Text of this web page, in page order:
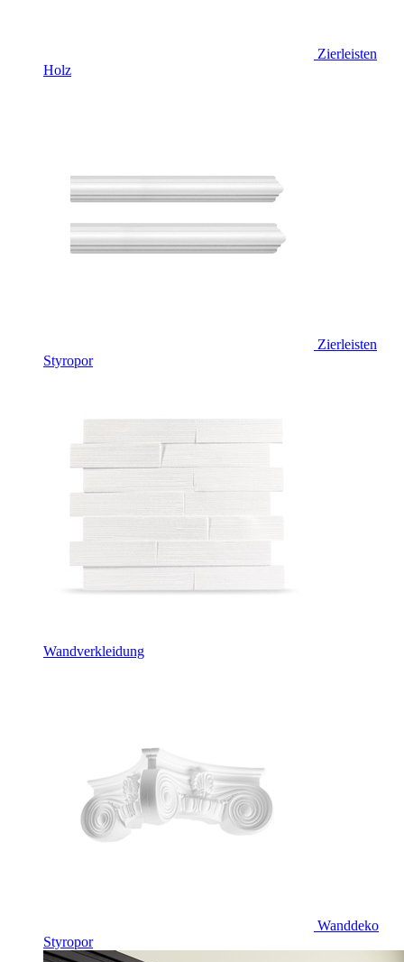
Zierleisten
Holz
Zierleisten
Styropor
Wandverkleidung
Wanddeko
Styropor